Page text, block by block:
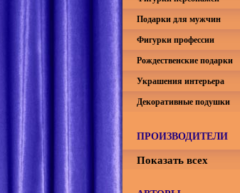
Подарки для мужчин
Фигурки профессии
Рождественские подарки
Украшения интерьера
Декоративные подушки
ПРОИЗВОДИТЕЛИ
Показать всех